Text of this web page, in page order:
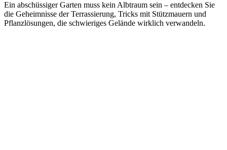
Ein abschüssiger Garten muss kein Albtraum sein – entdecken Sie
die Geheimnisse der Terrassierung, Tricks mit Stützmauern und
Pflanzlösungen, die schwieriges Gelände wirklich verwandeln.